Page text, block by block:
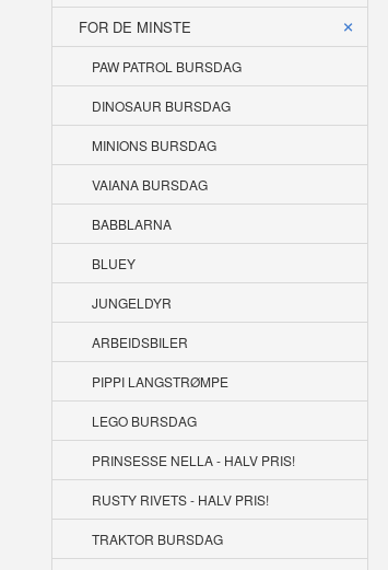
FOR DE MINSTE
PAW PATROL BURSDAG
DINOSAUR BURSDAG
MINIONS BURSDAG
VAIANA BURSDAG
BABBLARNA
BLUEY
JUNGELDYR
ARBEIDSBILER
PIPPI LANGSTRØMPE
LEGO BURSDAG
PRINSESSE NELLA - HALV PRIS!
RUSTY RIVETS - HALV PRIS!
TRAKTOR BURSDAG